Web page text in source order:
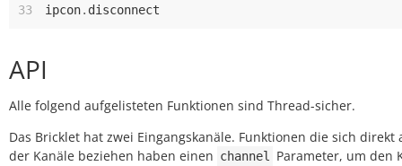
33
ipcon. disconnect
API
Alle folgend aufgelisteten Funktionen sind Thread-sicher.
Das Bricklet hat zwei Eingangskanäle. Funktionen die sich direkt
der Kanäle beziehen haben einen channel
Parameter, um den